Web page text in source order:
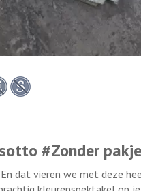
#Zonder
dat vieren we met deze